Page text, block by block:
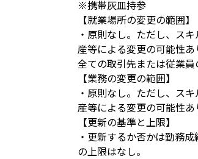
※携帯灰皿持参
【就業場所の変更の範囲】
・原則なし。ただし、ス
産等による変更の可能性
全ての取引先または従業員
【業務の変更の範囲】
・原則なし。ただし、ス
産等による変更の可能性
【更新の基準と上限】
・更新するか否かは勤務
の上限はなし。